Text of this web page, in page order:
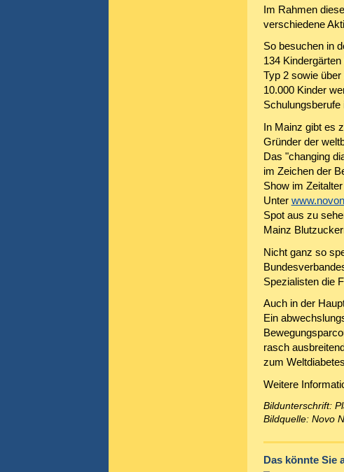
Im Rahmen
verschiedene
So besuchen in
134
Typ 2 sowie
10.000 Kinder
In Mainz gibt es
Gründer der
Das "changing
im Zeichen der
Show im
Unter
Spot aus zu
Mainz
Nicht ganz so
Spezialisten die
Auch in der
Ein
rasch
zum
Weitere
Bildunterschrift:
Bildquelle: Novo
Das könnte Sie